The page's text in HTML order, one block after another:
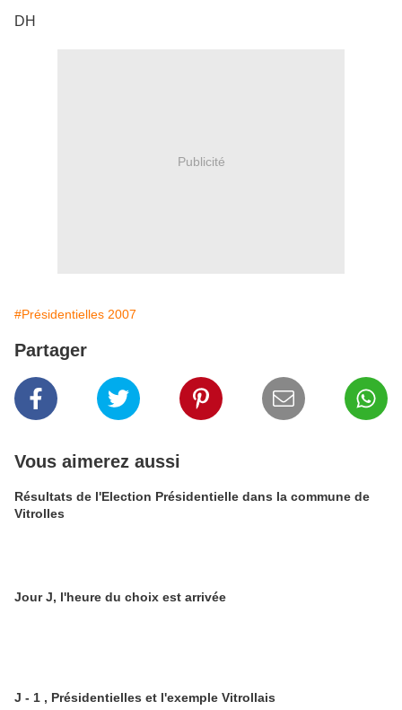
DH
Publicité
#Présidentielles 2007
Partager
Vous aimerez aussi
Résultats de l'Election Présidentielle dans la commune de
Vitrolles
Jour J, l'heure du choix est arrivée
J - 1 , Présidentielles et l'exemple Vitrollais